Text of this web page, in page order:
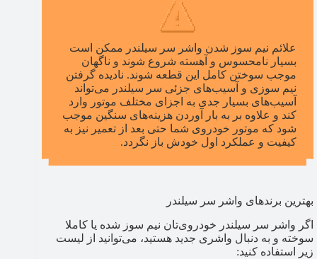
علائم نیم سوز شدن واشر سر سیلندر ممکن است
بسیار نامحسوس و آهسته شروع شوند و ناگهان
موجب سوختن کامل این قطعه شوند. نادیده گرفتن
نیم سوزی و آسیب‌های جزئی سر سیلندر می‌تواند
آسیب‌های بسیار جدی به اجزای مختلف موتور وارد
کند و علاوه بر به بار آوردن هزینه‌های سنگین موجب
شود که موتور خودروی شما حتی بعد از تعمیر نیز به
کیفیت و عملکرد اول خودش باز نگردد.
بهترین برندهای واشر سر سیلندر
اگر واشر سر سیلندر خودروی‌تان نیم سوز شده یا کاملا
سوخته و به دنبال واشری جدید هستید، می‌توانید از لیست
زیر استفاده کنید: